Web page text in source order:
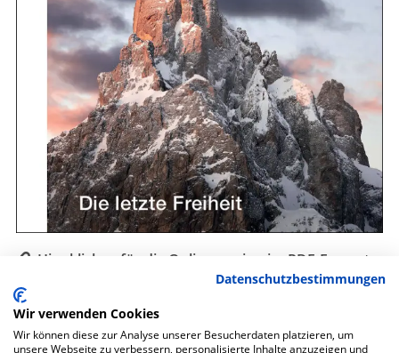
Datenschutzbestimmungen
Wir verwenden Cookies
Wir können diese zur Analyse unserer Besucherdaten platzieren, um
unsere Webseite zu verbessern, personalisierte Inhalte anzuzeigen und
Hier klicken für die Onlineversion im PDF-Format
Auch als gedruckte Zeitschrift erhältlich.